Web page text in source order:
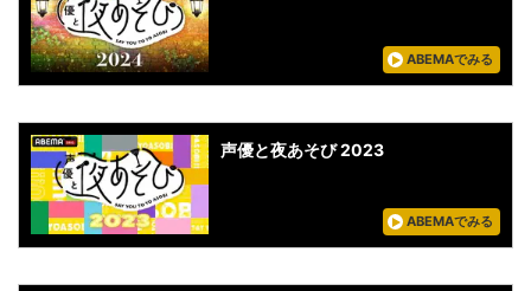
ABEMAでみる
声優と夜あそび 2023
ABEMAでみる